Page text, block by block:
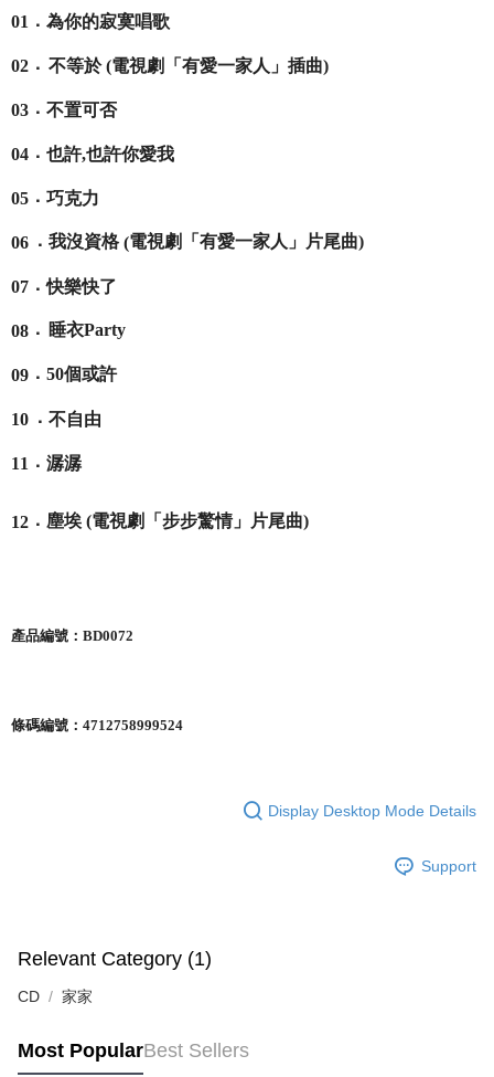
01 ． 為你的寂寞唱歌
02 ． 不等於(電視劇「有愛一家人」插曲)
03 ． 不置可否
04 ． 也許,也許你愛我
05 ． 巧克力
06 ． 我沒資格 (電視劇「有愛一家人」片尾曲)
07 ．快樂快了
08 ． 睡衣Party
09 ． 50個或許
10 ． 不自由
11 ． 潺潺
12 ． 塵埃 (電視劇「步步驚情」片尾曲)
產品編號： BD0072
條碼編號： 4712758999524
Display Desktop Mode Details
Support
Relevant Category (1)
CD 家家
Most PopularBest Sellers